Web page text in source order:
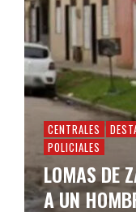
CENTRALES
POLICIALES
LOMAS DE
A UN